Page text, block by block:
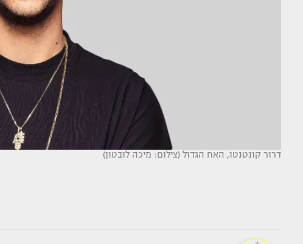
דרור קונטנטו, האח הגדול (צילום: מיכה לובטון)